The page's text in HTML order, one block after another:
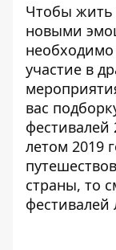
Чтобы жить
новыми
участие в
вас
фестивалей
летом 2019
страны, то
фестивалей